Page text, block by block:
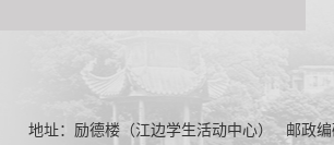
地址：励德楼（江边学生活动中心） 邮政